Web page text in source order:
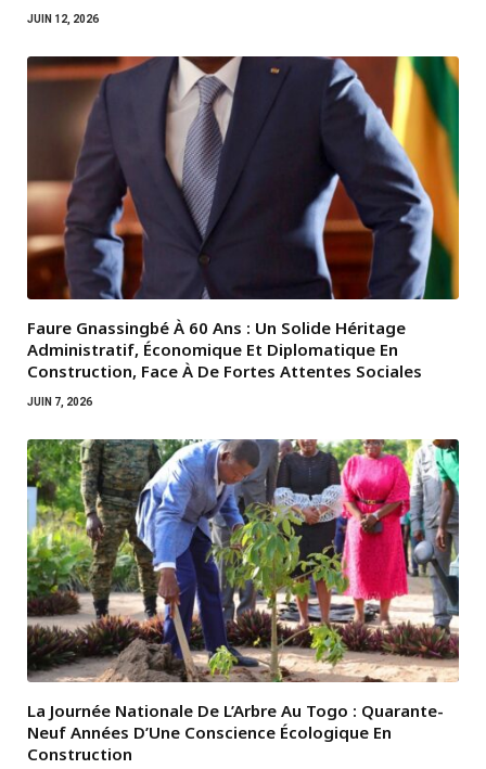
JUIN 12, 2026
Faure Gnassingbé À 60 Ans : Un Solide Héritage
Administratif, Économique Et Diplomatique En
Construction, Face À De Fortes Attentes Sociales
JUIN 7, 2026
La Journée Nationale De L’Arbre Au Togo : Quarante-
Neuf Années D’Une Conscience Écologique En
Construction